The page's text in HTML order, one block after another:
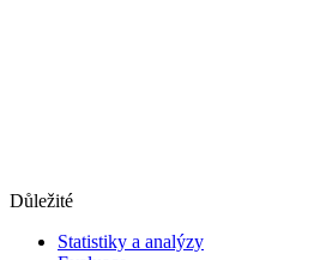
Důležité
Statistiky a analýzy